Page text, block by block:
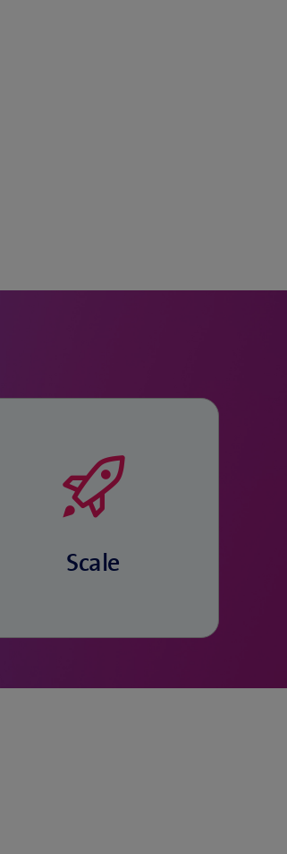
Scale
Insieme integriamo la
soluzione nell’attività
operativa e aumentiamo
durevolmente il vostro